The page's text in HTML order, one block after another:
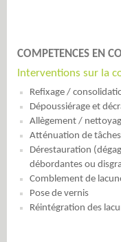
COMPETENCES EN
Interventions sur la
Refixage /
Dépoussiérage et
Allègement /
Atténuation de tâches
Dérestauration
débordantes ou
Comblement de
Pose de vernis
Réintégration des